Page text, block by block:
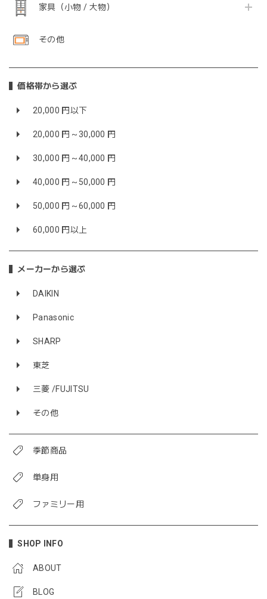
家具（小物 / 大物）
その他
価格帯から選ぶ
20,000 円以下
20,000 円～30,000 円
30,000 円～40,000 円
40,000 円～50,000 円
50,000 円～60,000 円
60,000 円以上
メーカーから選ぶ
DAIKIN
Panasonic
SHARP
東芝
三菱 /FUJITSU
その他
季節商品
単身用
ファミリー用
SHOP INFO
ABOUT
BLOG